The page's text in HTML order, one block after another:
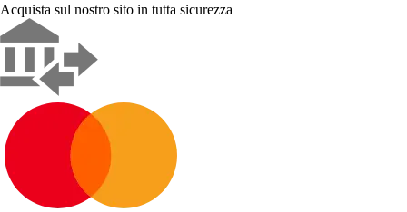
Acquista sul nostro sito in tutta sicurezza